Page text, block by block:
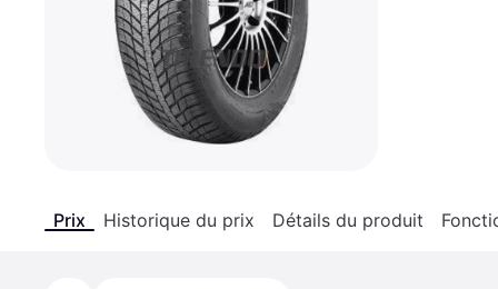
Prix Historique du prix Détails du produit